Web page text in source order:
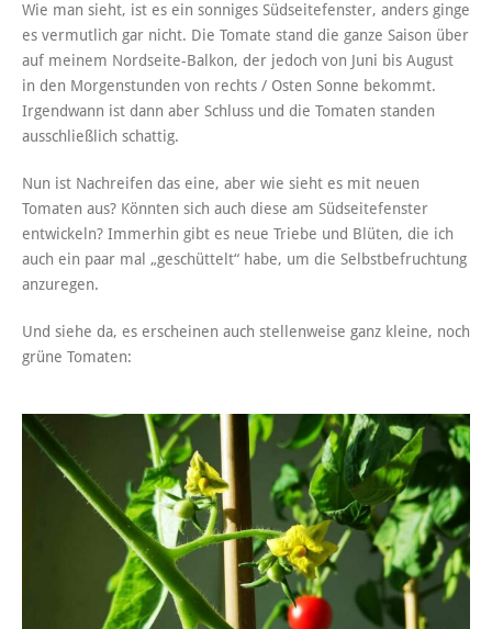
Wie man sieht, ist es ein sonniges Südseitefenster, anders ginge
es vermutlich gar nicht. Die Tomate stand die ganze Saison über
auf meinem Nordseite-Balkon, der jedoch von Juni bis August
in den Morgenstunden von rechts / Osten Sonne bekommt.
Irgendwann ist dann aber Schluss und die Tomaten standen
ausschließlich schattig.
Nun ist Nachreifen das eine, aber wie sieht es mit neuen
Tomaten aus? Könnten sich auch diese am Südseitefenster
entwickeln? Immerhin gibt es neue Triebe und Blüten, die ich
auch ein paar mal „geschüttelt“ habe, um die Selbstbefruchtung
anzuregen.
Und siehe da, es erscheinen auch stellenweise ganz kleine, noch
grüne Tomaten: